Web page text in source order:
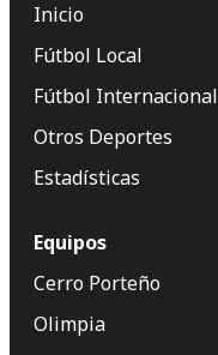
Inicio
Fútbol Local
Fútbol Internacional
Otros Deportes
Estadísticas
Equipos
Cerro Porteño
Olimpia